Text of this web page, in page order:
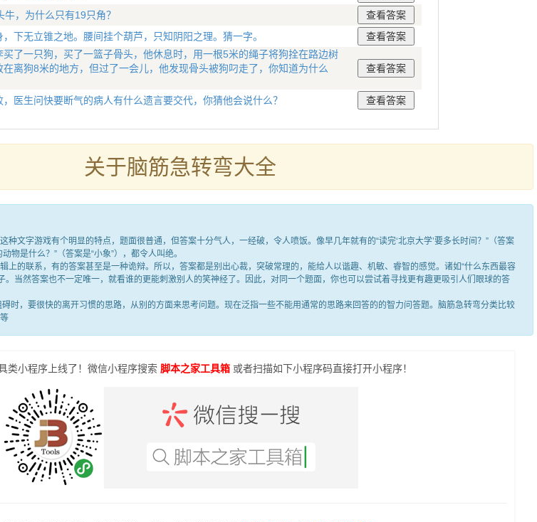
牛，为什么只有19只角？
，下无立锥之地。腰间挂个葫芦，只知阴阳之理。猜一字。
买了一只狗，买了一篮子骨头，他休息时，用一根5米的绳子将狗拴在路边树
在离狗8米的地方，但过了一会儿，他发现骨头被狗叼走了，你知道为什么
医生问快要断气的病人有什么遗言要交代，你猜他会说什么？
关于脑筋急转弯大全
文字游戏有个明显的特点，题面很普通，但答案十分气人，一经破，令人喷饭。像早几年就有的“读完‘北京大学’要多长时间？”（答案
物是什么？”（答案是“小象”），都令人叫绝。
的联系，有的答案甚至是一种诡辩。所以，答案都是别出心裁，突破常理的，能给人以谐趣、机敏、睿智的感觉。诸如“什么东西最容
。当然答案也不一定唯一，就看谁的更能刺激别人的笑神经了。因此，对同一个题面，你也可以尝试着寻找更有趣更吸引人们眼球的答
，要很快的离开习惯的思路，从别的方面来思考问题。现在泛指一些不能用通常的思路来回答的的智力问答题。脑筋急转弯分类比较
类小程序上线了！微信小程序搜索 脚本之家工具箱或者扫描如下小程序码直接打开小程序！